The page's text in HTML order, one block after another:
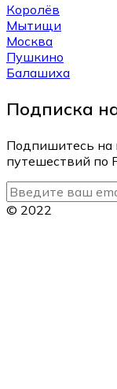
Королёв
Мытищи
Москва
Пушкино
Балашиха
Подписка
Подпишитесь на
путешествий по
© 2022